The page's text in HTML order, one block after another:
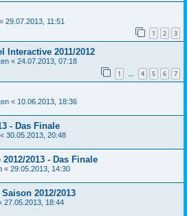
« 29.07.2013, 11:51
1 2 3
Interactive 2011/2012
« 24.07.2013, 07:18
1 … 4 5 6 7
« 10.06.2013, 18:36
- Das Finale
« 30.05.2013, 20:48
2013 - Das Finale
« 29.05.2013, 14:30
2012/2013
27.05.2013, 18:44